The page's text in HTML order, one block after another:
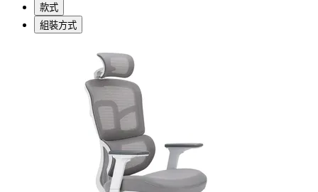
款式
組裝方式